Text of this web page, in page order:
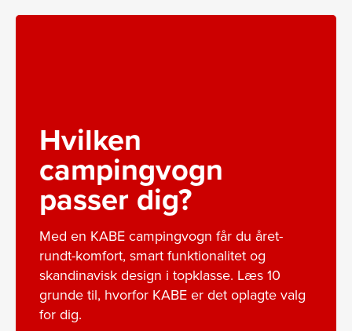
Hvilken
campingvogn
passer dig?
Med en KABE campingvogn får du året-
rundt-komfort, smart funktionalitet og
skandinavisk design i topklasse. Læs 10
grunde til, hvorfor KABE er det oplagte valg
for dig.